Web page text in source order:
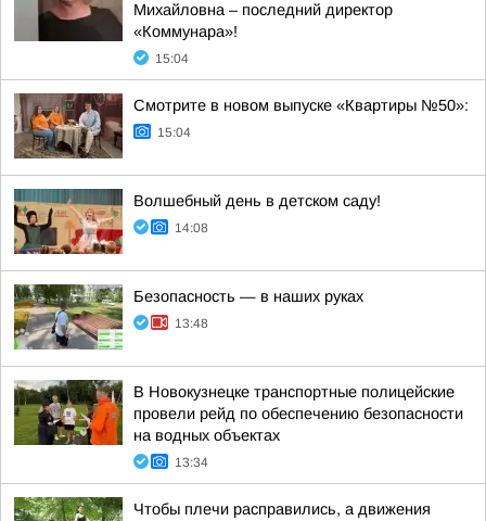
Михайловна – последний директор
«Коммунара»!
15:04
Смотрите в новом выпуске «Квартиры №50»:
15:04
Волшебный день в детском саду!
14:08
Безопасность — в наших руках
13:48
В Новокузнецке транспортные полицейские
провели рейд по обеспечению безопасности
на водных объектах
13:34
Чтобы плечи расправились, а движения